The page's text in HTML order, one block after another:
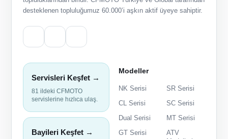
desteklenen topluluğumuz 60.000’i aşkın aktif üyeye sahiptir.
Servisleri Keşfet →
81 ildeki CFMOTO
servislerine hızlıca ulaş.
Bayileri Keşfet →
Modeller
NK Serisi
SR Serisi
CL Serisi
SC Serisi
Dual Serisi
MT Serisi
GT Serisi
ATV